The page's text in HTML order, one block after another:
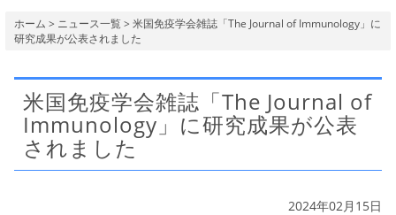
ホーム > ニュース一覧> 米国免疫学会雑誌「The Journal of Immunology」に
研究成果が公表されました
米国免疫学会雑誌「The Journal of
Immunology」に研究成果が公表
されました
2024年02月15日